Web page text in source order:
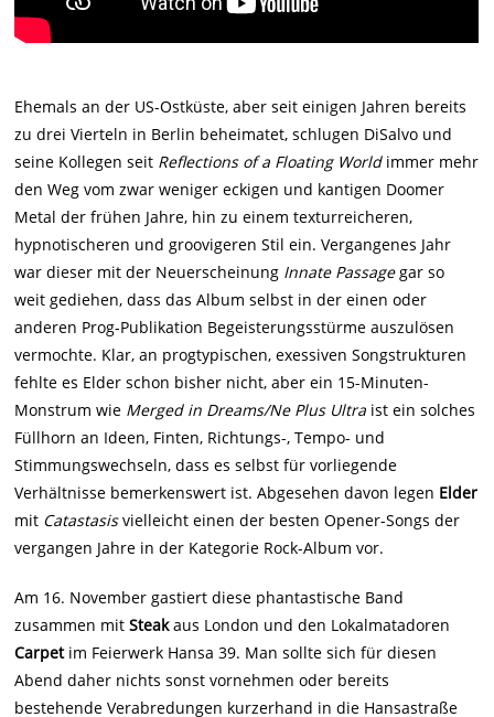
Ehemals an der US-Ostküste, aber seit einigen Jahren bereits
zu drei Vierteln in Berlin beheimatet, schlugen DiSalvo und
seine Kollegen seit Reflections of a Floating Worldimmer mehr
den Weg vom zwar weniger eckigen und kantigen Doomer
Metal der frühen Jahre, hin zu einem texturreicheren,
hypnotischeren und groovigeren Stil ein. Vergangenes Jahr
war dieser mit der Neuerscheinung Innate Passagegar so
weit gediehen, dass das Album selbst in der einen oder
anderen Prog-Publikation Begeisterungsstürme auszulösen
vermochte. Klar, an progtypischen, exessiven Songstrukturen
fehlte es Elder schon bisher nicht, aber ein 15-Minuten-
Monstrum wie Merged in Dreams/Ne Plus Ultra ist ein solches
Füllhorn an Ideen, Finten, Richtungs-, Tempo- und
Stimmungswechseln, dass es selbst für vorliegende
Verhältnisse bemerkenswert ist. Abgesehen davon legen Elder
mit Catastasisvielleicht einen der besten Opener-Songs der
vergangen Jahre in der Kategorie Rock-Album vor.
Am 16. November gastiert diese phantastische Band
zusammen mitSteakaus London und den Lokalmatadoren
Carpetim Feierwerk Hansa 39. Man sollte sich für diesen
Abend daher nichts sonst vornehmen oder bereits
bestehende Verabredungen kurzerhand in die Hansastraße